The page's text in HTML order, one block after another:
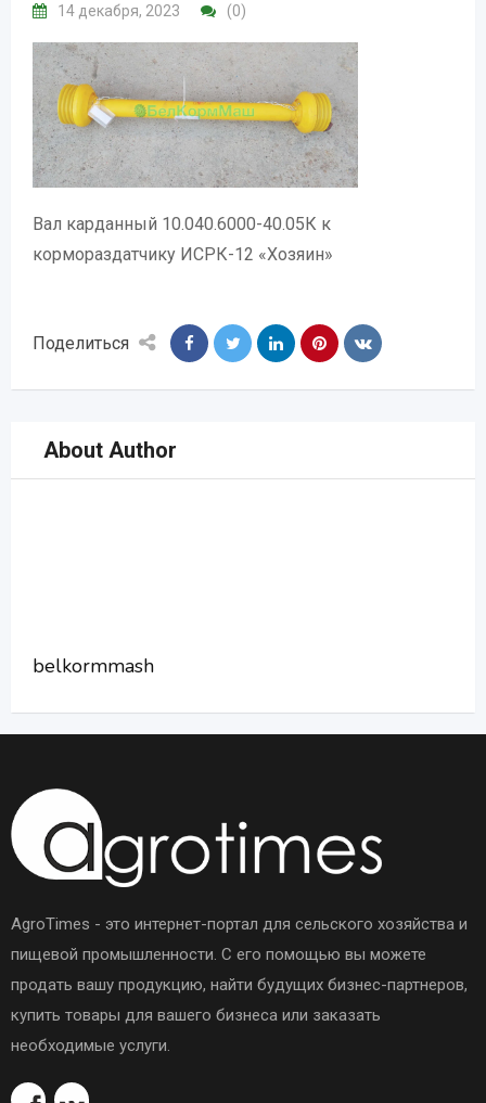
14 декабря, 2023 (0)
Вал карданный 10.040.6000-40.05К к
кормораздатчику ИСРК-12 «Хозяин»
Поделиться
About Author
belkormmash
AgroTimes - это интернет-портал для сельского хозяйства и
пищевой промышленности. С его помощью вы можете
продать вашу продукцию, найти будущих бизнес-партнеров,
купить товары для вашего бизнеса или заказать
необходимые услуги.